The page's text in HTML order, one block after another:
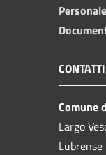
CONTATTI
Comune
Largo
Lubrense